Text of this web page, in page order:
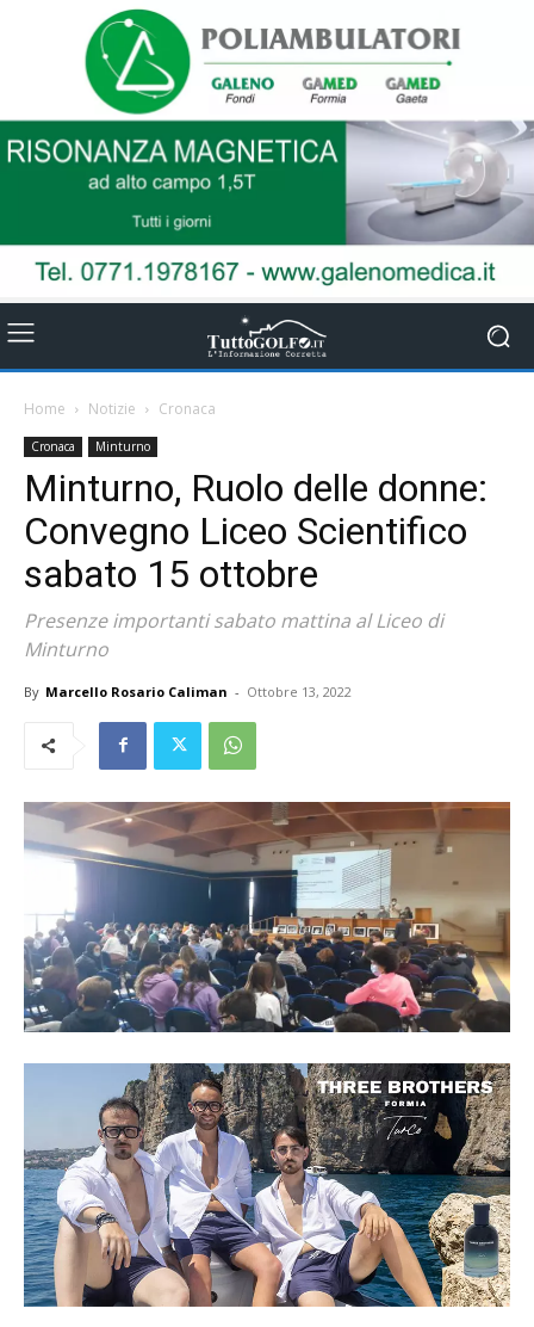
Home Notizie Cronaca
Cronaca Minturno
Minturno, Ruolo delle donne:
Convegno Liceo Scientifico
sabato 15 ottobre
Presenze importanti sabato mattina al Liceo di
Minturno
By Marcello Rosario Caliman - Ottobre 13, 2022